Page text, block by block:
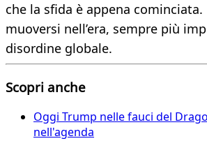
che la sfida è appena cominciata.
muoversi nell’era, sempre più
disordine globale.
Scopri anche
Oggi Trump nelle fauci del
nell'agenda